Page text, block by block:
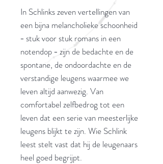
In Schlinks zeven vertellingen van
een bijna melancholieke schoonheid
− stuk voor stuk romans in een
notendop − zijn de bedachte en de
spontane, de ondoordachte en de
verstandige leugens waarmee we
leven altijd aanwezig. Van
comfortabel zelfbedrog tot een
leven dat een serie van meesterlijke
leugens blijkt te zijn. Wie Schlink
leest stelt vast dat hij de leugenaars
heel goed begrijpt.